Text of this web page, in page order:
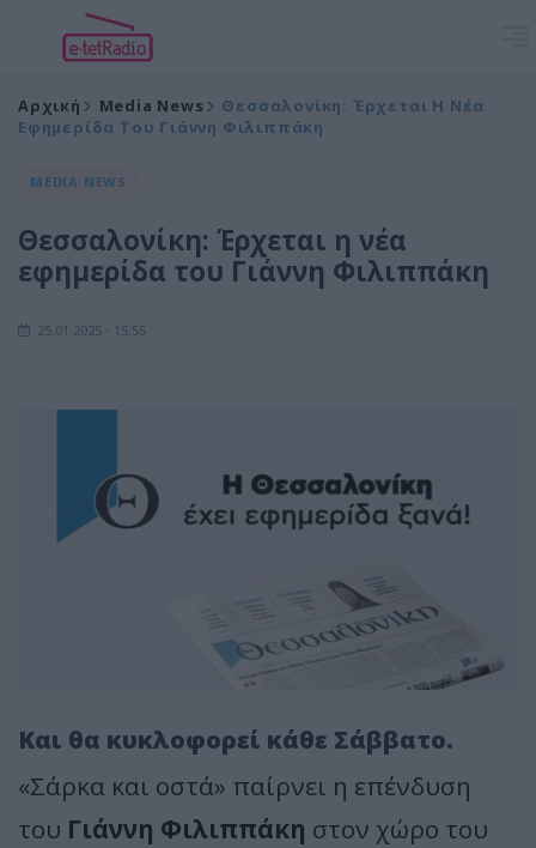
Αρχική Media News
Θεσσαλονίκη: Έρχεται Η Νέα
Εφημερίδα Του Γιάννη Φιλιππάκη
MEDIA NEWS
Θεσσαλονίκη: Έρχεται η νέα
εφημερίδα του Γιάννη Φιλιππάκη
25.01.2025 - 15:55
Και θα κυκλοφορεί κάθε Σάββατο.
«Σάρκα και οστά» παίρνει η επένδυση
του Γιάννη Φιλιππάκη στον χώρο του